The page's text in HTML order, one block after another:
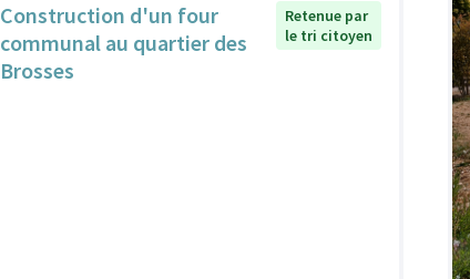
Construction d'un four
communal au quartier des
Brosses
Retenue par
le tri citoyen